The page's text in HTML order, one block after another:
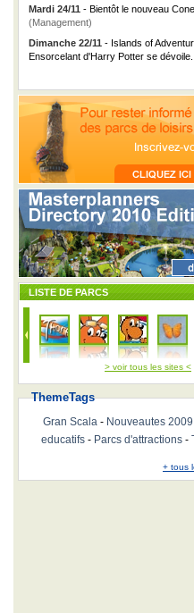
Mardi 24/11 - Bientôt le nouveau
(Management)
Dimanche 22/11 - Islands of
Ensorcelant d'Harry Potter se dévoile.
LISTE DE PARCS
> voir tous les sites <
ThemeTags
Gran Scala - Nouveautes 2009
educatifs- Parcs d'attractions-
+ tous